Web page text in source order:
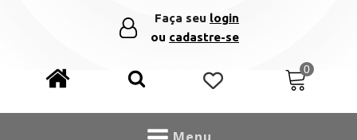
Faça seu login
ou cadastre-se